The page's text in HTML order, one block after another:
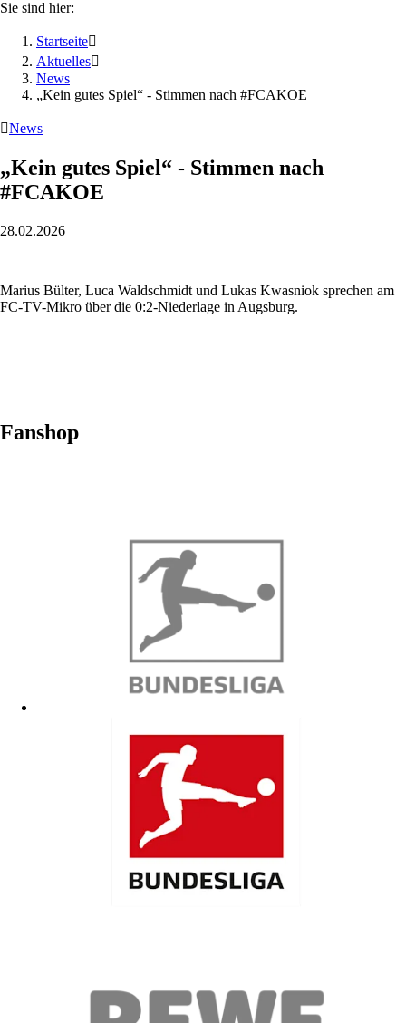
Sie sind hier:
Startseite
Aktuelles
News
„Kein gutes Spiel“ - Stimmen nach #FCAKOE
News
„Kein gutes Spiel“ - Stimmen nach
#FCAKOE
28.02.2026
Marius Bülter, Luca Waldschmidt und Lukas Kwasniok sprechen am
FC-TV-Mikro über die 0:2-Niederlage in Augsburg.
Fanshop